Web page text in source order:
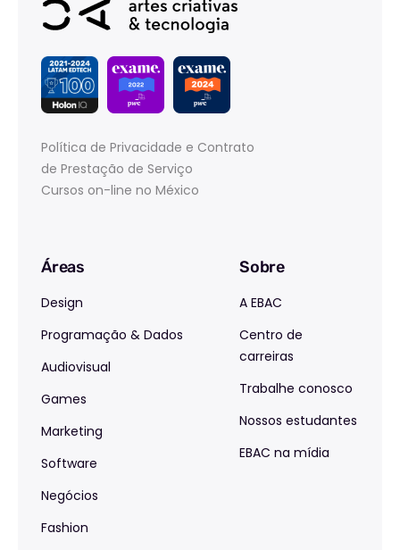
Política de Privacidade e Contrato
de Prestação de Serviço
Cursos on-line no México
Áreas
Design
Programação & Dados
Audiovisual
Games
Marketing
Software
Negócios
Fashion
Sobre
A EBAC
Centro de
carreiras
Trabalhe conosco
Nossos estudantes
EBAC na mídia